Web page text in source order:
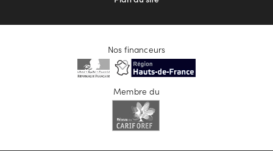
Nos financeurs
Membre du